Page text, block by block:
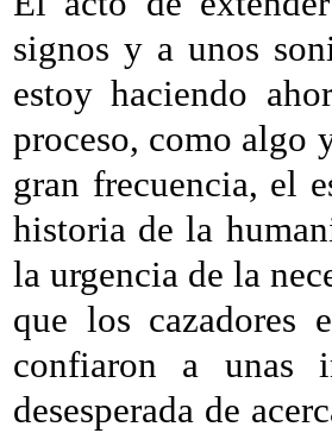
signos y a unos
estoy haciendo
proceso, como algo
gran frecuencia, el
historia de la
la urgencia de la
que los cazadores
confiaron a unas
desesperada de